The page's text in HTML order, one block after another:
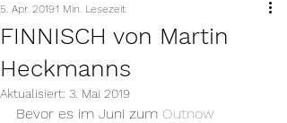
FINNISCH von Martin
Heckmanns
5. Apr. 20191 Min. Lesezeit
Aktualisiert: 3. Mai 2019
Bevor es im Juni zum Outnow